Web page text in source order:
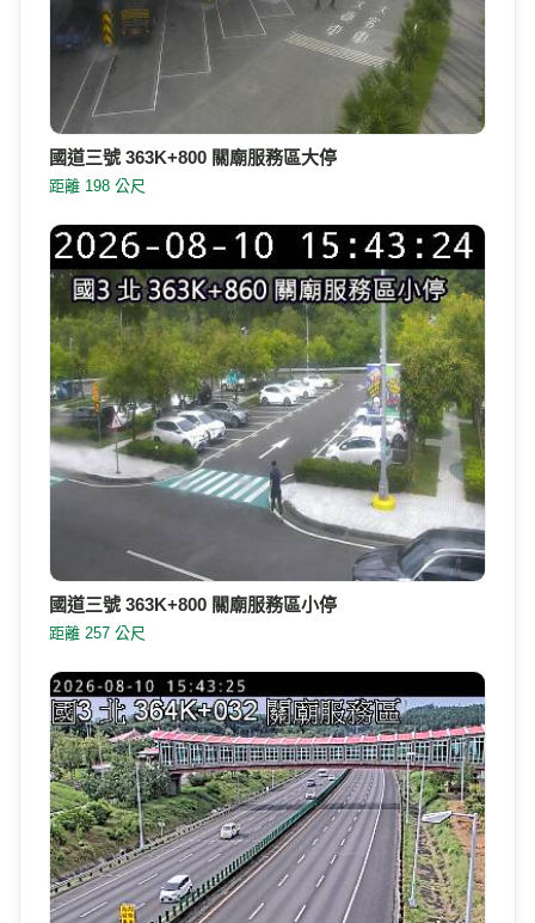
國道三號 363K+800 關廟服務區大停
距離 198 公尺
國道三號 363K+800 關廟服務區小停
距離 257 公尺